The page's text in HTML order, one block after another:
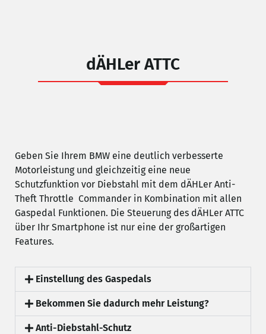
dÄHLer ATTC
Geben Sie Ihrem BMW eine deutlich verbesserte
Motorleistung und gleichzeitig eine neue
Schutzfunktion vor Diebstahl mit dem dÄHLer Anti-
Theft Throttle Commander in Kombination mit allen
Gaspedal Funktionen. Die Steuerung des dÄHLer ATTC
über Ihr Smartphone ist nur eine der großartigen
Features.
Einstellung des Gaspedals
Bekommen Sie dadurch mehr Leistung?
Anti-Diebstahl-Schutz